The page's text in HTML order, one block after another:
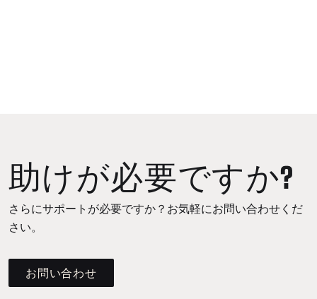
助けが必要ですか?
さらにサポートが必要ですか？お気軽にお問い合わせくだ
さい。
お問い合わせ